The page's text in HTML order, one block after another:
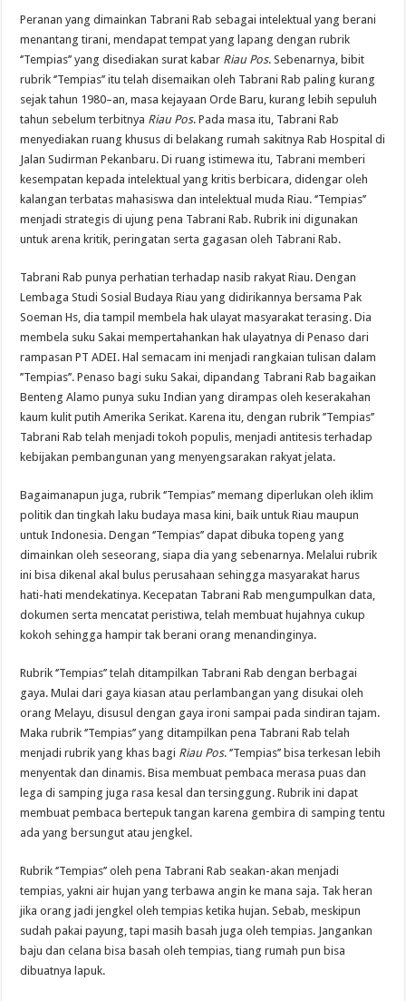
Peranan yang dimainkan Tabrani Rab sebagai intelektual yang berani
menantang tirani, mendapat tempat yang lapang dengan rubrik
‘’Tempias’’ yang disediakan surat kabar Riau Pos. Sebenarnya, bibit
rubrik ‘’Tempias’’ itu telah disemaikan oleh Tabrani Rab paling kurang
sejak tahun 1980–an, masa kejayaan Orde Baru, kurang lebih sepuluh
tahun sebelum terbitnya Riau Pos. Pada masa itu, Tabrani Rab
menyediakan ruang khusus di belakang rumah sakitnya Rab Hospital di
Jalan Sudirman Pekanbaru. Di ruang istimewa itu, Tabrani memberi
kesempatan kepada intelektual yang kritis berbicara, didengar oleh
kalangan terbatas mahasiswa dan intelektual muda Riau. ‘’Tempias’’
menjadi strategis di ujung pena Tabrani Rab. Rubrik ini digunakan
untuk arena kritik, peringatan serta gagasan oleh Tabrani Rab.
Tabrani Rab punya perhatian terhadap nasib rakyat Riau. Dengan
Lembaga Studi Sosial Budaya Riau yang didirikannya bersama Pak
Soeman Hs, dia tampil membela hak ulayat masyarakat terasing. Dia
membela suku Sakai mempertahankan hak ulayatnya di Penaso dari
rampasan PT ADEI. Hal semacam ini menjadi rangkaian tulisan dalam
’’Tempias’’. Penaso bagi suku Sakai, dipandang Tabrani Rab bagaikan
Benteng Alamo punya suku Indian yang dirampas oleh keserakahan
kaum kulit putih Amerika Serikat. Karena itu, dengan rubrik ’’Tempias’’
Tabrani Rab telah menjadi tokoh populis, menjadi antitesis terhadap
kebijakan pembangunan yang menyengsarakan rakyat jelata.
Bagaimanapun juga, rubrik ‘’Tempias’’ memang diperlukan oleh iklim
politik dan tingkah laku budaya masa kini, baik untuk Riau maupun
untuk Indonesia. Dengan ‘’Tempias’’ dapat dibuka topeng yang
dimainkan oleh seseorang, siapa dia yang sebenarnya. Melalui rubrik
ini bisa dikenal akal bulus perusahaan sehingga masyarakat harus
hati-hati mendekatinya. Kecepatan Tabrani Rab mengumpulkan data,
dokumen serta mencatat peristiwa, telah membuat hujahnya cukup
kokoh sehingga hampir tak berani orang menandinginya.
Rubrik ‘’Tempias’’ telah ditampilkan Tabrani Rab dengan berbagai
gaya. Mulai dari gaya kiasan atau perlambangan yang disukai oleh
orang Melayu, disusul dengan gaya ironi sampai pada sindiran tajam.
Maka rubrik ‘’Tempias’’ yang ditampilkan pena Tabrani Rab telah
menjadi rubrik yang khas bagi Riau Pos. ‘’Tempias’’ bisa terkesan lebih
menyentak dan dinamis. Bisa membuat pembaca merasa puas dan
lega di samping juga rasa kesal dan tersinggung. Rubrik ini dapat
membuat pembaca bertepuk tangan karena gembira di samping tentu
ada yang bersungut atau jengkel.
Rubrik ‘’Tempias’’ oleh pena Tabrani Rab seakan-akan menjadi
tempias, yakni air hujan yang terbawa angin ke mana saja. Tak heran
jika orang jadi jengkel oleh tempias ketika hujan. Sebab, meskipun
sudah pakai payung, tapi masih basah juga oleh tempias. Jangankan
baju dan celana bisa basah oleh tempias, tiang rumah pun bisa
dibuatnya lapuk.